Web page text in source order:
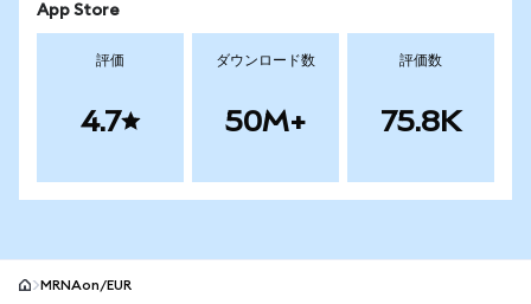
App Store
評価
4.7
ダウンロード数
50M+
評価数
75.8K
MRNAon/EUR